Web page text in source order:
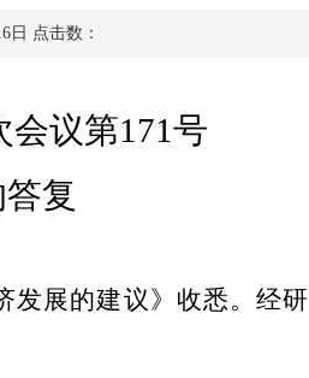
日 点击数：
会议第171号
复
发展的建议》收悉。经研